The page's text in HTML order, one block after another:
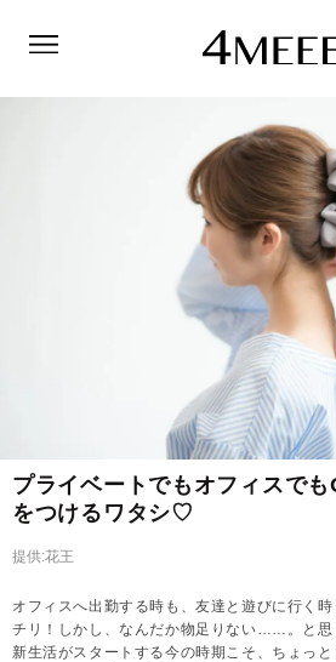
プライベートでもオフィスで
をつけるワタシ♡
提供:花王
オフィスへ出勤する時も、友達と遊びに行く
チリ！しかし、なんだか物足りない……。と思
新生活がスタートする今の時期こそ、ちょっ